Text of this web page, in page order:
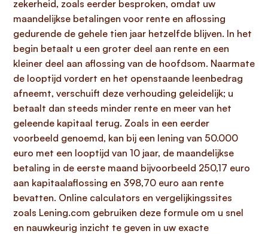
zekerheid, zoals eerder besproken, omdat uw
maandelijkse betalingen voor rente en aflossing
gedurende de gehele tien jaar hetzelfde blijven. In het
begin betaalt u een groter deel aan rente en een
kleiner deel aan aflossing van de hoofdsom. Naarmate
de looptijd vordert en het openstaande leenbedrag
afneemt, verschuift deze verhouding geleidelijk; u
betaalt dan steeds minder rente en meer van het
geleende kapitaal terug. Zoals in een eerder
voorbeeld genoemd, kan bij een lening van 50.000
euro met een looptijd van 10 jaar, de maandelijkse
betaling in de eerste maand bijvoorbeeld 250,17 euro
aan kapitaalaflossing en 398,70 euro aan rente
bevatten. Online calculators en vergelijkingssites
zoals Lening.com gebruiken deze formule om u snel
en nauwkeurig inzicht te geven in uw exacte